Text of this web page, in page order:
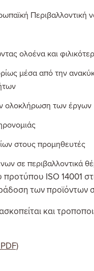
Περιβαλλοντική
ολοένα και
μέσα από την
ολοκλήρωση των έργων
στους προμηθευτές
σε περιβαλλοντικά
ISO 14001
των προϊόντων
και